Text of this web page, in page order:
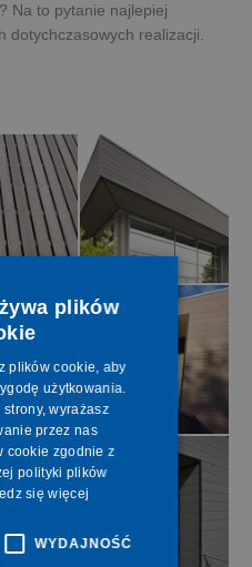
Na to pytanie najlepiej
dotychczasowych realizacji.
plików
plików cookie, aby
użytkowania.
strony, wyrażasz
przez nas
cookie zgodnie z
polityki plików
się więcej
WYDAJNOŚĆ